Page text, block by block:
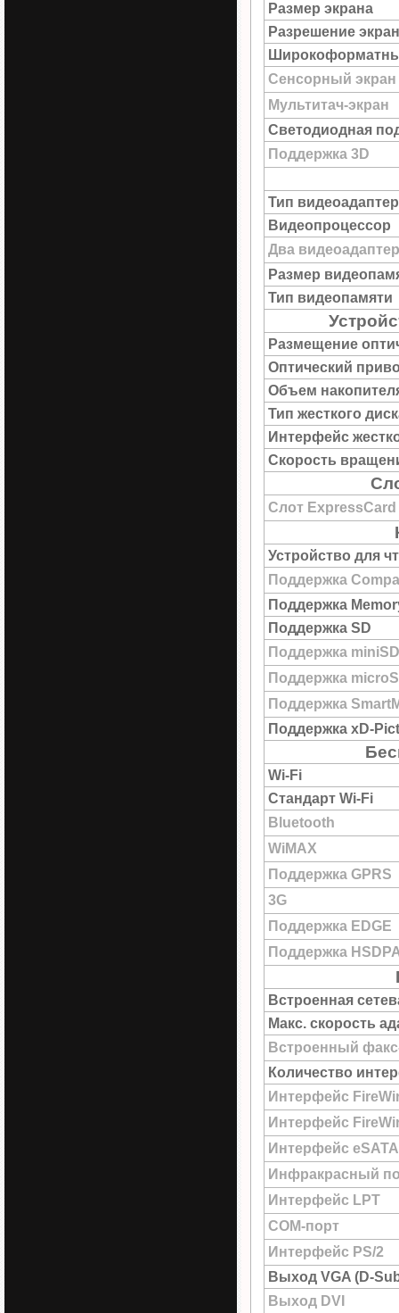
Размер экрана
Разрешение
Сенсорный экран
Мультитач-экран
Светодиодная
Поддержка 3D
Тип
Видеопроцессор
Два
Размер
Тип видеопамяти
Размещение
Оптический
Объем
Тип жесткого
Интерфейс
Скорость
Слот ExpressCard
Устройство для
Поддержка
Поддержка
Поддержка SD
Поддержка miniSD
Поддержка
Поддержка
Поддержка xD-
Wi-Fi
Стандарт Wi-Fi
Bluetooth
WiMAX
Поддержка GPRS
3G
Поддержка EDGE
Поддержка
Встроенная
Макс. скорость
Встроенный
Количество
Интерфейс
Интерфейс
Интерфейс eSATA
Инфракрасный
Интерфейс LPT
COM-порт
Интерфейс PS/2
Выход VGA (D-
Выход DVI